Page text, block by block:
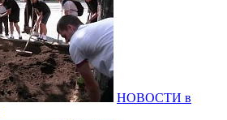
НОВОСТИ в